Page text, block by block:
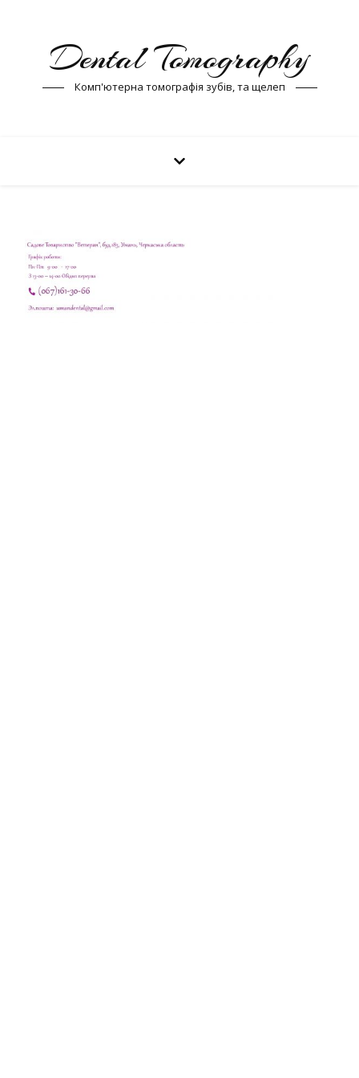
Dental Tomography
Комп'ютерна томографія зубів, та щелеп